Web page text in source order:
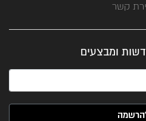
קשר
ומבצעים